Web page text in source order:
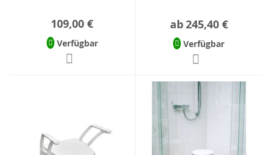
109,00 €
Verfügbar
ab245,40 €
Verfügbar